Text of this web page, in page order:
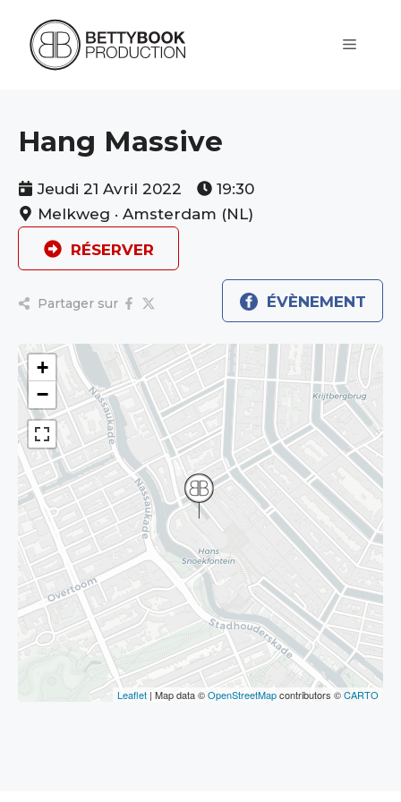
contenu
Hang Massive
Jeudi 21 Avril 2022
19:30
Melkweg · Amsterdam (NL)
RÉSERVER
Partager sur ÉVÈNEMENT
+
−
Leaflet | Map data ©OpenStreetMapcontributors ©CARTO